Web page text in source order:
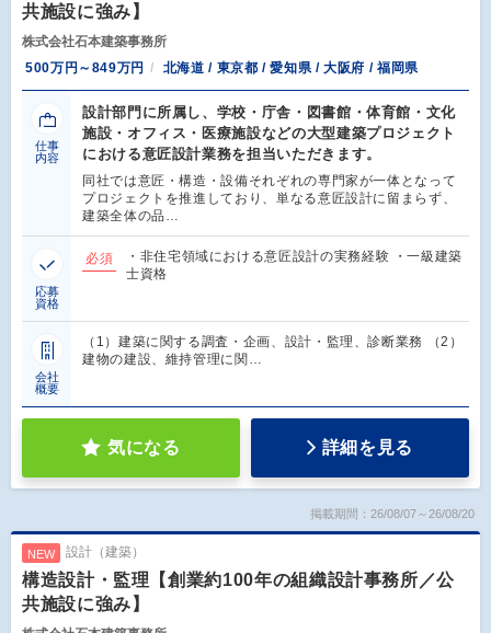
共施設に強み】
株式会社石本建築事務所
500万円～849万円
北海道 / 東京都 / 愛知県 / 大阪府 / 福岡県
仕事
内容
設計部門に所属し、学校・庁舎・図書館・体育館・文化
施設・オフィス・医療施設などの大型建築プロジェクト
における意匠設計業務を担当いただきます。
同社では意匠・構造・設備それぞれの専門家が一体となって
プロジェクトを推進しており、単なる意匠設計に留まらず、
建築全体の品…
応募
資格
必須
・非住宅領域における意匠設計の実務経験 ・一級建築
士資格
会社
概要
（1）建築に関する調査・企画、設計・監理、診断業務 （2）
建物の建設、維持管理に関…
気になる 詳細を見る
掲載期間：26/08/07～26/08/20
NEW 設計（建築）
構造設計・監理【創業約100年の組織設計事務所／公
共施設に強み】